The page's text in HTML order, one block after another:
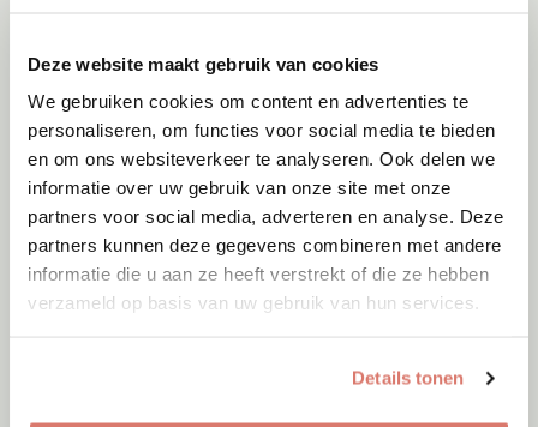
Deze website maakt gebruik van cookies
We gebruiken cookies om content en advertenties te
personaliseren, om functies voor social media te bieden
en om ons websiteverkeer te analyseren. Ook delen we
informatie over uw gebruik van onze site met onze
partners voor social media, adverteren en analyse. Deze
partners kunnen deze gegevens combineren met andere
informatie die u aan ze heeft verstrekt of die ze hebben
verzameld op basis van uw gebruik van hun services.
Details tonen
Mitcho